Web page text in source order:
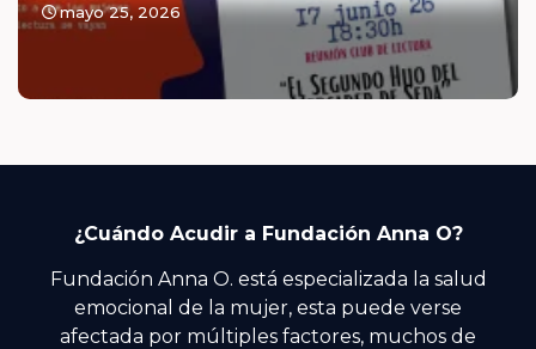
mayo 25, 2026
¿Cuándo Acudir a Fundación Anna O?
Fundación Anna O. está especializada la salud
emocional de la mujer, esta puede verse
afectada por múltiples factores, muchos de